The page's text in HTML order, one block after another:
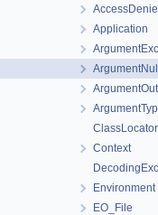
Application
ClassLocator
Context
Environment
EO_File